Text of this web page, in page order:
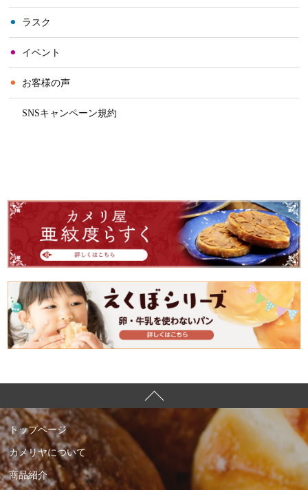
⚫︎ ラスク
⚫︎ イベント
⚫︎ お客様の声
SNSキャンペーン規約
トップページ
カメリヤについて
商品紹介